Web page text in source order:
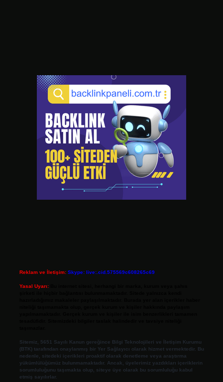
Reklam ve İletişim: Skype: live:.cid.575569c608265c69
Yasal Uyarı:
Sitemiz, 5651 Sayılı Kanun gereğince Bilgi Teknolojileri ve İletişim Kurumu
(BTK) tarafından onaylanmış bir Yer Sağlayıcı olarak hizmet vermektedir. Bu
nedenle, sitedeki içerikleri proaktif olarak denetleme veya araştırma
yükümlülüğümüz bulunmamaktadır. Ancak, üyelerimiz yazdıkları içeriklerin
sorumluluğunu taşımakta olup, siteye üye olarak bu sorumluluğu kabul
etmiş sayılırlar.